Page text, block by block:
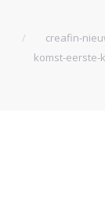
creafin-
komst-